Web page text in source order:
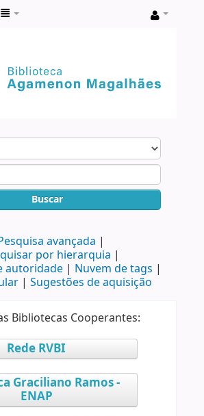
Buscar
avançada
por hierarquia
autoridade
Nuvem de tags
Sugestões de aquisição
Bibliotecas Cooperantes:
Rede RVBI
Graciliano Ramos -
ENAP